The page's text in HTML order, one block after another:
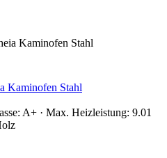
Kaminofen Stahl
A+ · Max. Heizleistung: 9.01